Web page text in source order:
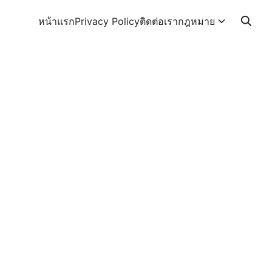
หน้าแรกPrivacy Policyติดต่อเรากฎหมาย